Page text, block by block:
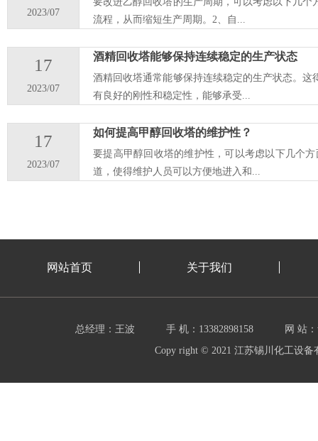
2023/07
流程，从而缩短生产周期。2、自...
17
2023/07
酒精回收塔能够保持连续稳定的生产状态
酒精回收塔通常能够保持连续稳定的生产状态。
有良好的刚性和稳定性，能够承受...
17
2023/07
如何提高甲醇回收塔的维护性？
要提高甲醇回收塔的维护性，可以考虑以下几个
道，使得维护人员可以方便地进入和...
网站首页 关于我们
总经理：王波 手 机：13382898158
网 站
Copy right © 2021 江苏锡川化工设